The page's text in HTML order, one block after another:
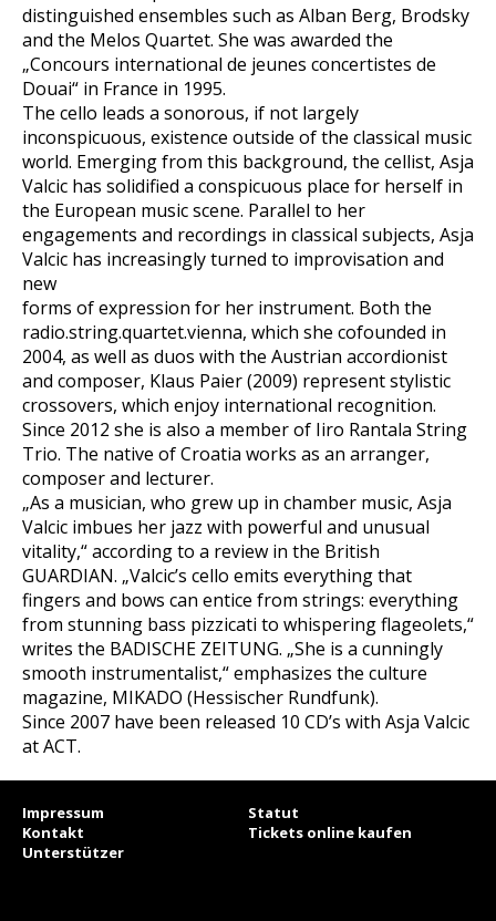
distinguished ensembles such as Alban Berg, Brodsky
and the Melos Quartet. She was awarded the
„Concours international de jeunes concertistes de
Douai“ in France in 1995.
The cello leads a sonorous, if not largely
inconspicuous, existence outside of the classical music
world. Emerging from this background, the cellist, Asja
Valcic has solidified a conspicuous place for herself in
the European music scene. Parallel to her
engagements and recordings in classical subjects, Asja
Valcic has increasingly turned to improvisation and
new
forms of expression for her instrument. Both the
radio.string.quartet.vienna, which she cofounded in
2004, as well as duos with the Austrian accordionist
and composer, Klaus Paier (2009) represent stylistic
crossovers, which enjoy international recognition.
Since 2012 she is also a member of Iiro Rantala String
Trio. The native of Croatia works as an arranger,
composer and lecturer.
„As a musician, who grew up in chamber music, Asja
Valcic imbues her jazz with powerful and unusual
vitality,“ according to a review in the British
GUARDIAN. „Valcic’s cello emits everything that
fingers and bows can entice from strings: everything
from stunning bass pizzicati to whispering flageolets,“
writes the BADISCHE ZEITUNG. „She is a cunningly
smooth instrumentalist,“ emphasizes the culture
magazine, MIKADO (Hessischer Rundfunk).
Since 2007 have been released 10 CD’s with Asja Valcic
at ACT.
Impressum
Statut
Kontakt
Tickets online kaufen
Unterstützer